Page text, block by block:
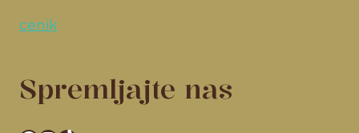
cenik
Spremljajte nas